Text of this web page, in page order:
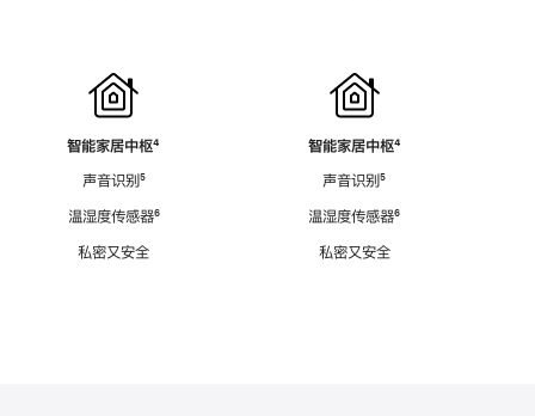
智能家居中枢脚
⁴
声音识别脚
⁵
温湿度传感器脚
⁶
私密又安全
智能家居中枢脚
⁴
声音识别脚
⁵
温湿度传感器脚
⁶
私密又安全